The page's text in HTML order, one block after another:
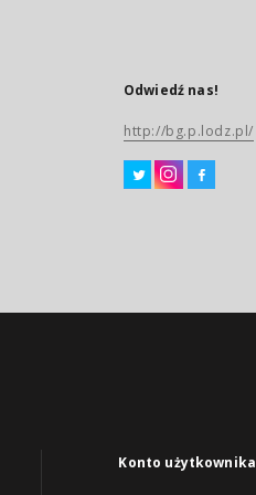
Odwiedź nas!
http://bg.p.lodz.pl/
Konto użytkownika